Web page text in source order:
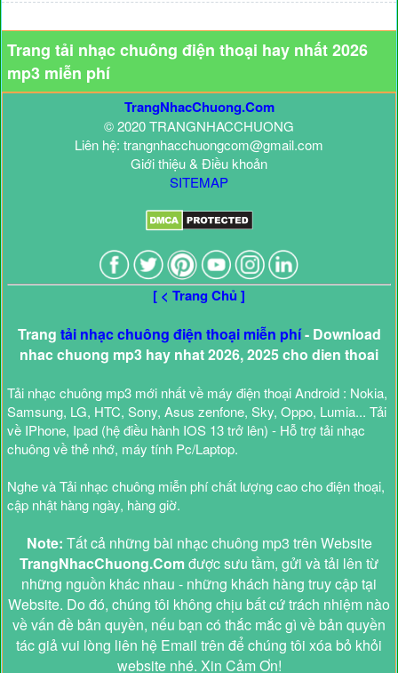
Trang tải nhạc chuông điện thoại hay nhất 2026
mp3 miễn phí
TrangNhacChuong.Com
© 2020 TRANGNHACCHUONG
Liên hệ: trangnhacchuongcom@gmail.com
Giới thiệu & Điều khoản
SITEMAP
[ < Trang Chủ ]
Trang tải nhạc chuông điện thoại miễn phí- Download
nhac chuong mp3 hay nhat 2026, 2025 cho dien thoai
Tải nhạc chuông mp3 mới nhất về máy điện thoại Android : Nokia,
Samsung, LG, HTC, Sony, Asus zenfone, Sky, Oppo, Lumia... Tải
về IPhone, Ipad (hệ điều hành IOS 13 trở lên) - Hỗ trợ tải nhạc
chuông về thẻ nhớ, máy tính Pc/Laptop.
Nghe và Tải nhạc chuông miễn phí chất lượng cao cho điện thoại,
cập nhật hàng ngày, hàng giờ.
Note: Tất cả những bài nhạc chuông mp3 trên Website
TrangNhacChuong.Comđược sưu tầm, gửi và tải lên từ
những nguồn khác nhau - những khách hàng truy cập tại
Website. Do đó, chúng tôi không chịu bất cứ trách nhiệm nào
về vấn đề bản quyền, nếu bạn có thắc mắc gì về bản quyền
tác giả vui lòng liên hệ Email trên để chúng tôi xóa bỏ khỏi
website nhé. Xin Cảm Ơn!